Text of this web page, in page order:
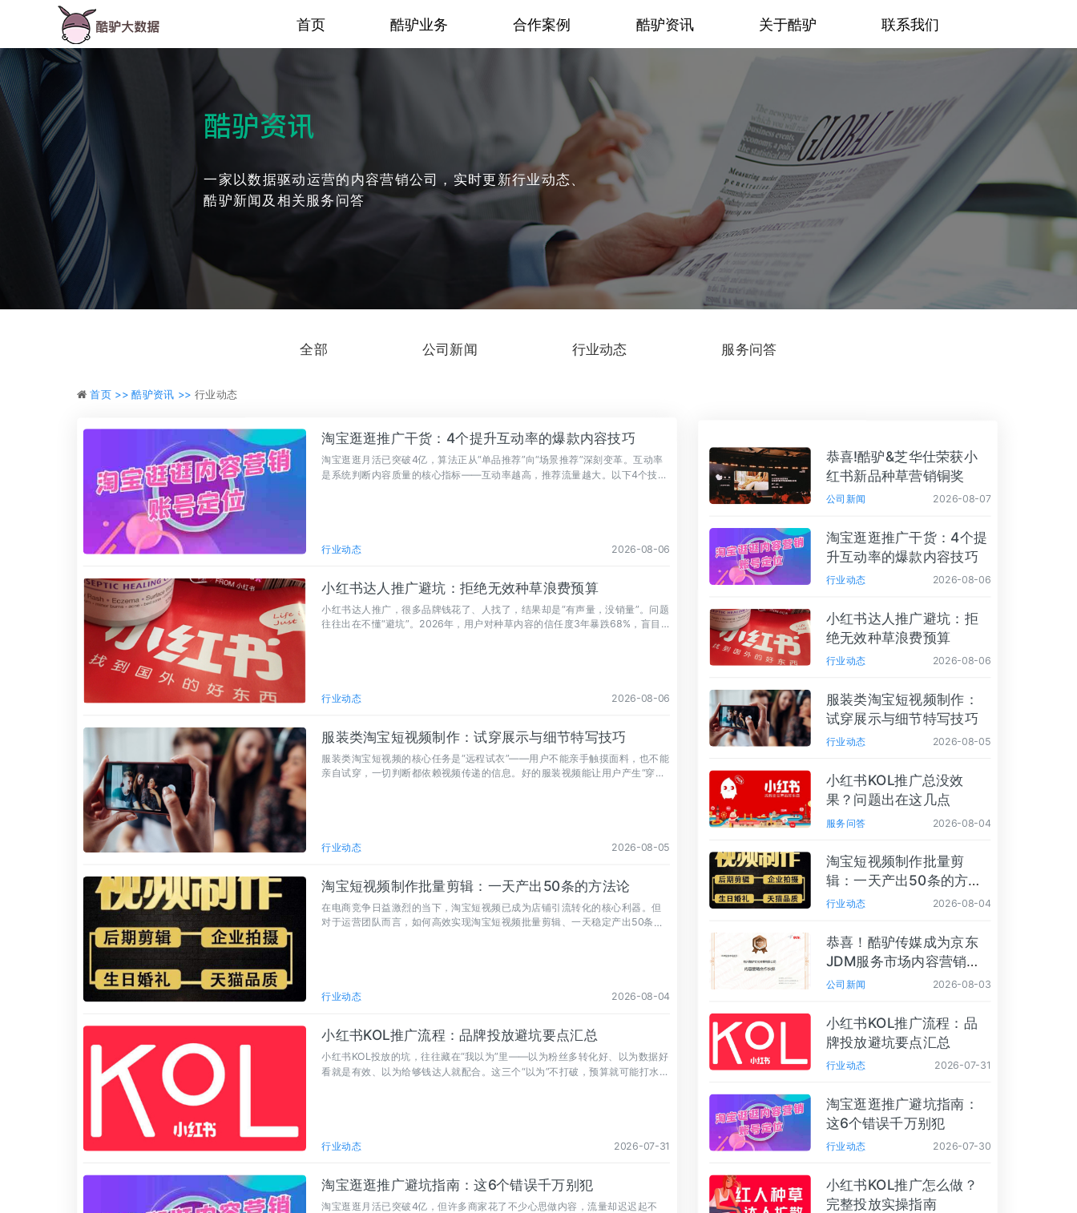
首页 酷驴业务 合作案例 酷驴资讯 关于酷驴 联系我们
酷驴资讯
一家以数据驱动运营的内容营销公司，实时更新行业动态、
酷驴新闻及相关服务问答
恭喜!酷驴&芝华仕荣获小
红书新品种草营销铜奖
公司新闻 2026-08-07
淘宝逛逛推广干货：4个提
升互动率的爆款内容技巧
行业动态 2026-08-06
小红书达人推广避坑：拒
绝无效种草浪费预算
行业动态 2026-08-06
服装类淘宝短视频制作：
试穿展示与细节特写技巧
行业动态 2026-08-05
小红书KOL推广总没效
果？问题出在这几点
服务问答 2026-08-04
淘宝短视频制作批量剪
辑：一天产出50条的方法
论
行业动态 2026-08-04
恭喜！酷驴传媒成为京东
JDM服务市场内容营销合
作伙伴
公司新闻 2026-08-03
小红书KOL推广流程：品
牌投放避坑要点汇总
行业动态 2026-07-31
淘宝逛逛推广避坑指南：
这6个错误千万别犯
行业动态 2026-07-30
小红书KOL推广怎么做？
完整投放实操指南
淘宝逛逛推广干货：4个提升互动率的爆款内容技巧
淘宝逛逛月活已突破4亿，算法正从“单品推荐”向“场景推荐”深刻变革。互动率
是系统判断内容质量的核心指标——互动率越高，推荐流量越大。以下4个技巧
行业动态 2026-08-06
小红书达人推广避坑：拒绝无效种草浪费预算
小红书达人推广，很多品牌钱花了、人找了，结果却是“有声量，没销量”。问题
往往出在不懂“避坑”。2026年，用户对种草内容的信任度3年暴跌68%，盲目
行业动态 2026-08-06
服装类淘宝短视频制作：试穿展示与细节特写技巧
服装类淘宝短视频的核心任务是“远程试衣”——用户不能亲手触摸面料，也不能
亲自试穿，一切判断都依赖视频传递的信息。好的服装视频能让用户产生“穿上
行业动态 2026-08-05
淘宝短视频制作批量剪辑：一天产出50条的方法论
在电商竞争日益激烈的当下，淘宝短视频已成为店铺引流转化的核心利器。但
对于运营团队而言，如何高效实现淘宝短视频批量剪辑、一天稳定产出50条优
行业动态 2026-08-04
小红书KOL推广流程：品牌投放避坑要点汇总
小红书KOL投放的坑，往往藏在“我以为”里——以为粉丝多转化好、以为数据好
看就是有效、以为给够钱达人就配合。这三个“以为”不打破，预算就可能打水
行业动态 2026-07-31
淘宝逛逛推广避坑指南：这6个错误千万别犯
淘宝逛逛月活已突破4亿，但许多商家花了不少心思做内容，流量却迟迟起不
首页 >>酷驴资讯 >> 行业动态
全部 公司新闻 行业动态 服务问答